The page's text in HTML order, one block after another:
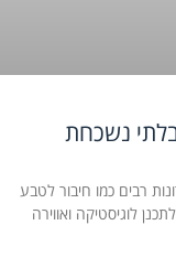
בלתי נשכחת
רבים כמו חיבור לטבע
לוגיסטיקה ואווירה